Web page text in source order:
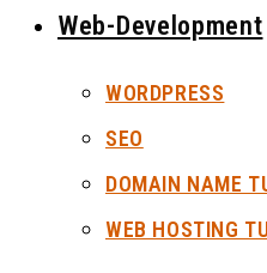
Web-Development
WORDPRESS
SEO
DOMAIN NAME
WEB HOSTING